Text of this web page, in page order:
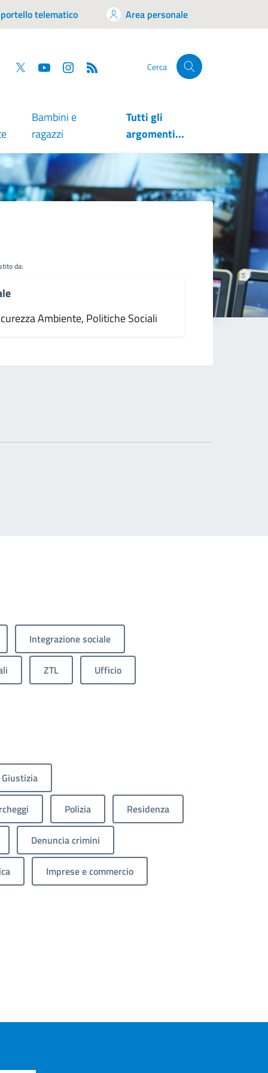
telematico Area personale
Facebook
Twitter YouTube Cerca
Bambini e
ragazzi
Tutti gli
argomenti...
da:
Ambiente, Politiche Sociali
Integrazione sociale
ZTL Ufficio
Giustizia
Polizia Residenza
Denuncia crimini
Imprese e commercio